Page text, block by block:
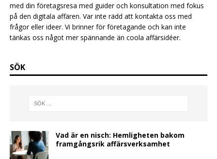
med din företagsresa med guider och konsultation med fokus
på den digitala affären. Var inte rädd att kontakta oss med
frågor eller ideer. Vi brinner för företagande och kan inte
tänkas oss något mer spännande än coola affärsidéer.
SÖK
Vad är en nisch: Hemligheten bakom
framgångsrik affärsverksamhet